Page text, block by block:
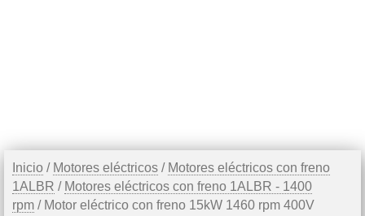
Inicio / Motores eléctricos / Motores eléctricos con freno
1ALBR / Motores eléctricos con freno 1ALBR - 1400
rpm / Motor eléctrico con freno 15kW 1460 rpm 400V